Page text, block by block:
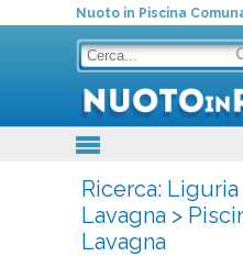
Nuoto in Piscina
Ricerca: Liguria
Lavagna>
Lavagna